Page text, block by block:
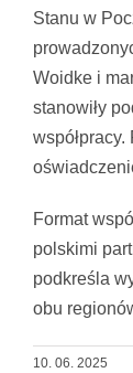
Stanu w
Woidke i
stanowiły
Format
polskimi
podkreśla
obu
10. 06. 2025